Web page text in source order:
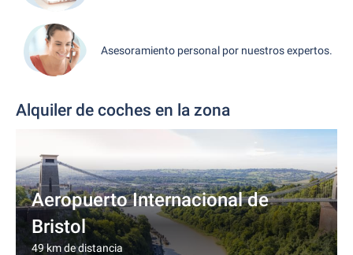
Asesoramiento personal por nuestros expertos.
Alquiler de coches en la zona
Aeropuerto Internacional de
Bristol
49 km de distancia